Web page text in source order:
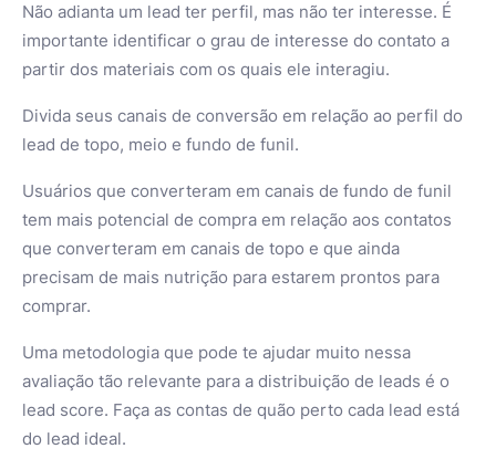
Não adianta um lead ter perfil, mas não ter interesse. É
importante identificar o grau de interesse do contato a
partir dos materiais com os quais ele interagiu.
Divida seus canais de conversão em relação ao perfil do
lead de topo, meio e fundo de funil.
Usuários que converteram em canais de fundo de funil
tem mais potencial de compra em relação aos contatos
que converteram em canais de topo e que ainda
precisam de mais nutrição para estarem prontos para
comprar.
Uma metodologia que pode te ajudar muito nessa
avaliação tão relevante para a distribuição de leads é o
lead score. Faça as contas de quão perto cada lead está
do lead ideal.